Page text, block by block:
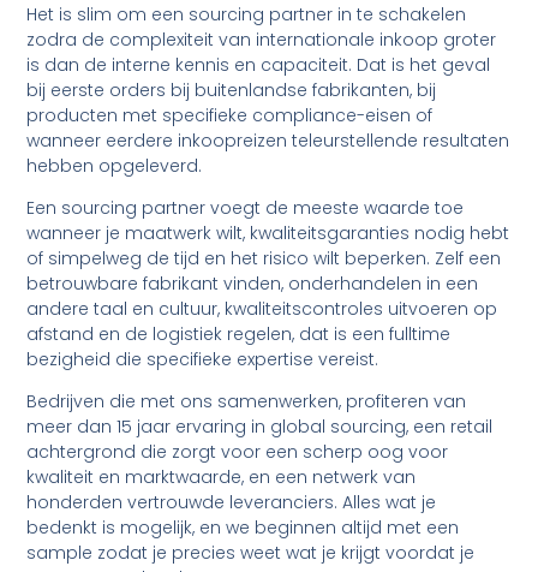
Het is slim om een sourcing partner in te schakelen
zodra de complexiteit van internationale inkoop groter
is dan de interne kennis en capaciteit. Dat is het geval
bij eerste orders bij buitenlandse fabrikanten, bij
producten met specifieke compliance-eisen of
wanneer eerdere inkoopreizen teleurstellende resultaten
hebben opgeleverd.
Een sourcing partner voegt de meeste waarde toe
wanneer je maatwerk wilt, kwaliteitsgaranties nodig hebt
of simpelweg de tijd en het risico wilt beperken. Zelf een
betrouwbare fabrikant vinden, onderhandelen in een
andere taal en cultuur, kwaliteitscontroles uitvoeren op
afstand en de logistiek regelen, dat is een fulltime
bezigheid die specifieke expertise vereist.
Bedrijven die met ons samenwerken, profiteren van
meer dan 15 jaar ervaring in global sourcing, een retail
achtergrond die zorgt voor een scherp oog voor
kwaliteit en marktwaarde, en een netwerk van
honderden vertrouwde leveranciers. Alles wat je
bedenkt is mogelijk, en we beginnen altijd met een
sample zodat je precies weet wat je krijgt voordat je